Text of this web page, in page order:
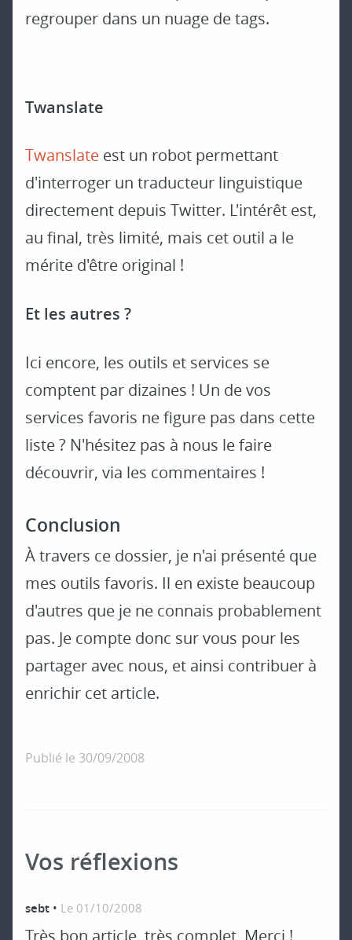
regrouper dans un nuage de tags.
Twanslate
Twanslate est un robot permettant
d'interroger un traducteur linguistique
directement depuis Twitter. L'intérêt est,
au final, très limité, mais cet outil a le
mérite d'être original !
Et les autres ?
Ici encore, les outils et services se
comptent par dizaines ! Un de vos
services favoris ne figure pas dans cette
liste ? N'hésitez pas à nous le faire
découvrir, via les commentaires !
Conclusion
À travers ce dossier, je n'ai présenté que
mes outils favoris. Il en existe beaucoup
d'autres que je ne connais probablement
pas. Je compte donc sur vous pour les
partager avec nous, et ainsi contribuer à
enrichir cet article.
Publié le 30/09/2008
Vos réflexions
sebt • Le 01/10/2008